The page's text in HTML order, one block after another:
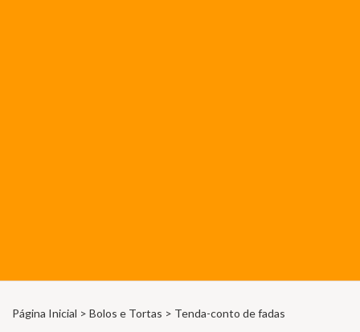
Página Inicial > Bolos e Tortas > Tenda-conto de fadas